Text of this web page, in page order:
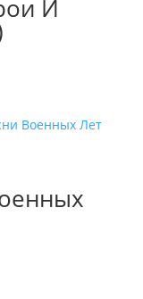
И